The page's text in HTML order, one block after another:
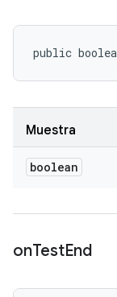
public
Muestra
boolean
onTestEnd